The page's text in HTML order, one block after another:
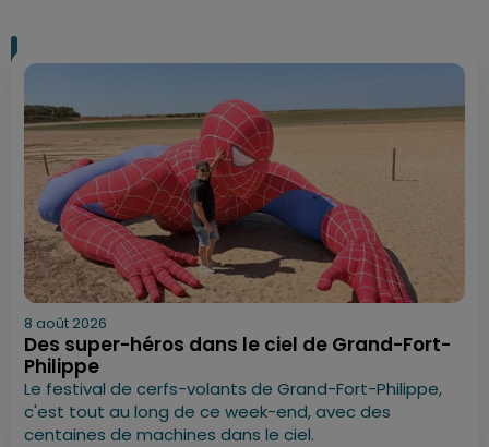
8 août 2026
Des super-héros dans le ciel de Grand-Fort-
Philippe
Le festival de cerfs-volants de Grand-Fort-Philippe,
c'est tout au long de ce week-end, avec des
centaines de machines dans le ciel.